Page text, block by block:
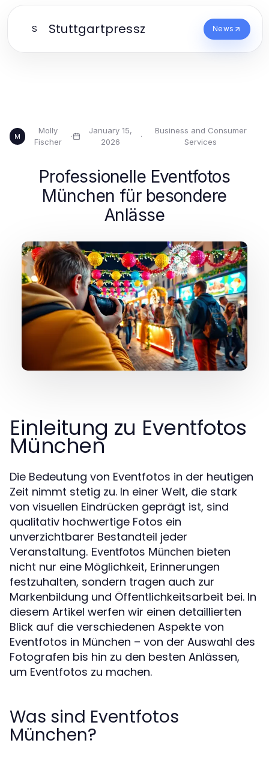
S Stuttgartpressz News
M
Molly
Fischer
·
January 15,
2026
·
Business and Consumer
Services
Professionelle Eventfotos
München für besondere
Anlässe
Einleitung zu Eventfotos
München
Die Bedeutung von Eventfotos in der heutigen
Zeit nimmt stetig zu. In einer Welt, die stark
von visuellen Eindrücken geprägt ist, sind
qualitativ hochwertige Fotos ein
unverzichtbarer Bestandteil jeder
Veranstaltung. Eventfotos München bieten
nicht nur eine Möglichkeit, Erinnerungen
festzuhalten, sondern tragen auch zur
Markenbildung und Öffentlichkeitsarbeit bei. In
diesem Artikel werfen wir einen detaillierten
Blick auf die verschiedenen Aspekte von
Eventfotos in München – von der Auswahl des
Fotografen bis hin zu den besten Anlässen,
um Eventfotos zu machen.
Was sind Eventfotos
München?